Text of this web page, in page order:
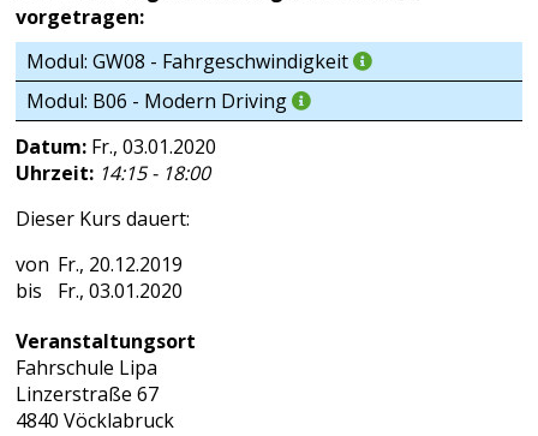
vorgetragen:
Modul: GW08 - Fahrgeschwindigkeit
Modul: B06 - Modern Driving
Datum: Fr., 03.01.2020
Uhrzeit: 14:15 - 18:00
Dieser Kurs dauert:
Fr., 20.12.2019
Fr., 03.01.2020
Veranstaltungsort
Fahrschule Lipa
Linzerstraße 67
4840 Vöcklabruck